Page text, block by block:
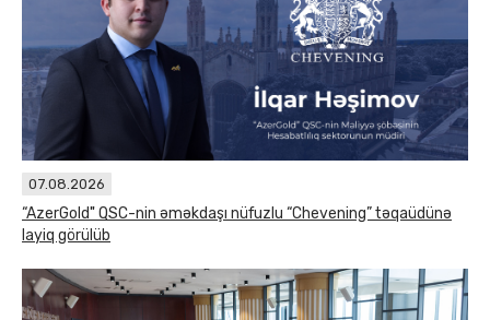
07.08.2026
“AzerGold" QSC-nin əməkdaşı nüfuzlu “Chevening” təqaüdünə
layiq görülüb